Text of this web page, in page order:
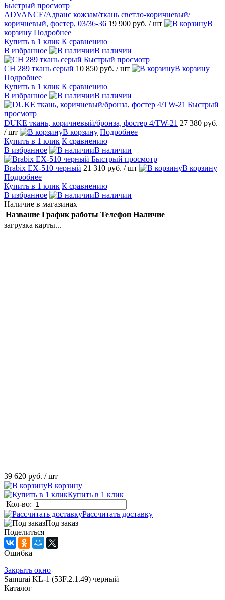
Быстрый просмотр
ADVANCE/Адванс кожзам/ткань светло-коричневый/
коричневый, фостер, 03/36-36 19 900 руб. / шт
В
корзину Подробнее
Купить в 1 клик К сравнению
В избранное
В наличии
Быстрый просмотр
CH 289 ткань серый 10 850 руб. / шт
В корзину
Подробнее
Купить в 1 клик К сравнению
В избранное
В наличии
Быстрый
просмотр
DUKE ткань, коричневый/бронза, фостер 4/TW-21 27 380 руб.
/ шт
В корзину Подробнее
Купить в 1 клик К сравнению
В избранное
В наличии
Быстрый просмотр
Brabix EX-510 черный 21 310 руб. / шт
В корзину
Подробнее
Купить в 1 клик К сравнению
В избранное
В наличии
Наличие в магазинах
Название График работы Телефон Наличие
загрузка карты...
39 620 руб. / шт
В корзину
Купить в 1 клик
Кол-во:
Рассчитать доставку
Под заказ
Поделиться
Ошибка
Закрыть окно
Samurai KL-1 (53F.2.1.49) черный
Каталог